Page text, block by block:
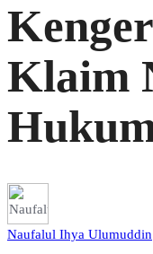
Klaim
Naufalul Ihya Ulumuddin